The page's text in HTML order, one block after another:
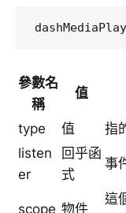
參數名
稱
值
type 值
指
listen
er
回乎函
式
事
scope 物件
這